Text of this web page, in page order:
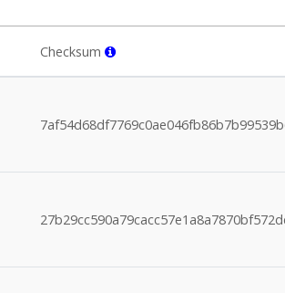
Checksum